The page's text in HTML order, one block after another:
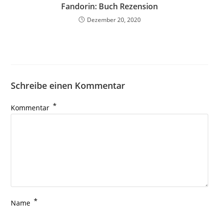
Fandorin: Buch Rezension
Dezember 20, 2020
Schreibe einen Kommentar
Kommentar *
Name *